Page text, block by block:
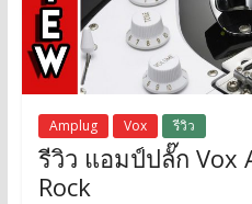
Amplug Vox รีวิว
รีวิว แอมป์ปลั๊ก Vox
Rock